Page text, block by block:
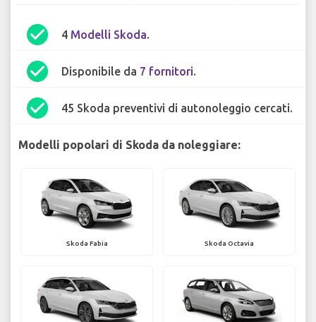
check_circle 4 Modelli Skoda.
check_circle Disponibile da 7 fornitori.
check_circle 45 Skoda preventivi di autonoleggio cercati.
Modelli popolari di Skoda da noleggiare:
Skoda Fabia Skoda Octavia